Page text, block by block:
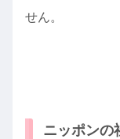
せん。
ニッポンの